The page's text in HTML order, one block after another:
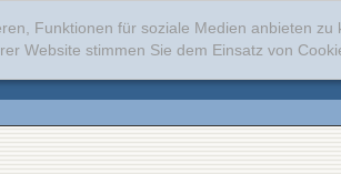
Funktionen für soziale Medien anbieten
Website stimmen Sie dem Einsatz von